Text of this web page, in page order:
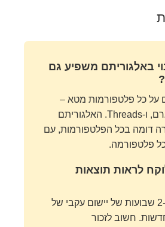
באלגוריתם משפיע גם
על כל פלטפורמות מטא –
פייסבוק, אינסטגרם, ו-Threads. האלגוריתם
דומה בכל הפלטפורמות, עם
פלטפורמה.
לראות תוצאות
בדרך כלל תוך 2-3 שבועות של יישום עקבי של
חשוב לזכור